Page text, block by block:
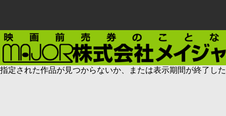
指定された作品が見つからないか、または表示期間が終了し